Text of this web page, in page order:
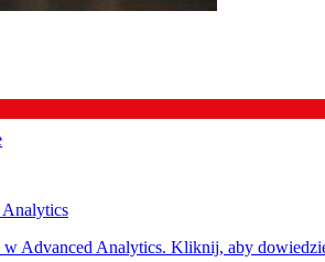
Analytics
w Advanced Analytics. Kliknij, aby